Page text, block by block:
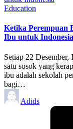
Posted
Education
Ketika Perempuan
Ibu untuk Indonesia
Setiap 22
satu sosok yang
ibu adalah sekolah
bagi…
Posted
by
Adids